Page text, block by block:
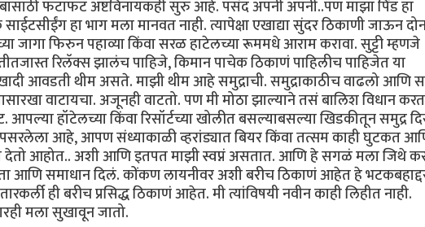
फटाफट अष्टविनायकही सुरु आहे. पसंद अपनी अपनी..पण माझा पिंड हा
हा भाग मला मानवत नाही. त्यापेक्षा एखाद्या सुंदर ठिकाणी जाऊन
जागा फिरुन पहाव्या किंवा सरळ हाटेलच्या रूममधे आराम करावा. सुट्टी म्हणजे
रिलॅक्स झालंच पाहिजे, किमान पाचेक ठिकाणं पाहिलीच पाहिजेत या
आवडती थीम असते. माझी थीम आहे समुद्राची. समुद्राकाठीच वाढलो आणि
वाटायचा. अजूनही वाटतो. पण मी मोठा झाल्याने तसं बालिश विधान
हॉटेलच्या किंवा रिसॉर्टच्या खोलीत बसल्याबसल्या खिडकीतून समुद्र
आहे, आपण संध्याकाळी व्हरांड्यात बियर किंवा तत्सम काही घुटकत
देतो आहोत.. अशी आणि इतपत माझी स्वप्नं असतात. आणि हे सगळं मला जिथे
आणि समाधान दिलं. कोंकण लायनीवर अशी बरीच ठिकाणं आहेत हे
ही बरीच प्रसिद्ध ठिकाणं आहेत. मी त्यांविषयी नवीन काही लिहीत नाही.
मला सुखावून जातो.